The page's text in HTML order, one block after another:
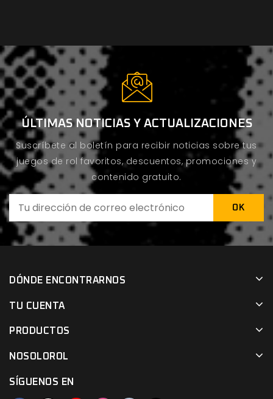
ÚLTIMAS NOTICIAS Y ACTUALIZACIONES
Suscríbete al boletín para recibir noticias sobre tus
juegos de rol favoritos, descuentos, promociones y
contenido gratuito.
DÓNDE ENCONTRARNOS
TU CUENTA
PRODUCTOS
NOSOLOROL
SÍGUENOS EN